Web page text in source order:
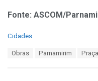
Fonte: ASCOM/
C
Cidades
Obras Parnamirim